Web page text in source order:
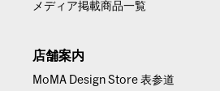
メディア掲載商品一覧
店舗案内
MoMA Design Store 表参道